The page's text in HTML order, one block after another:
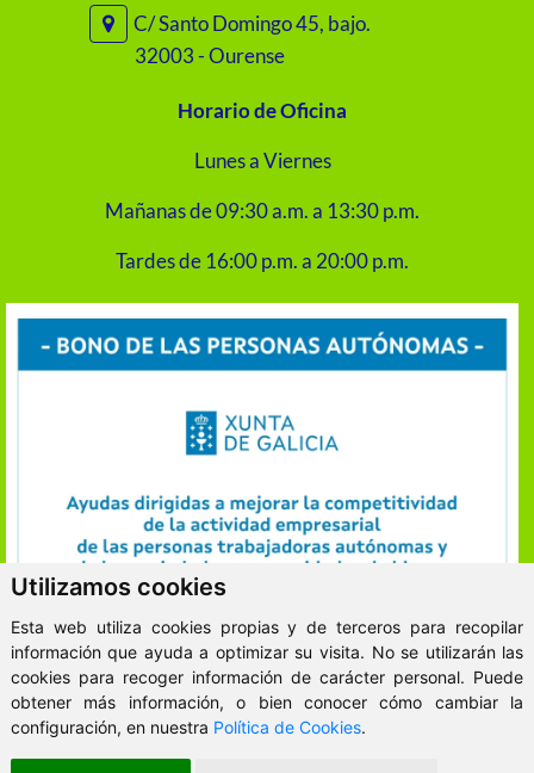
Utilizamos cookies
Esta web utiliza cookies propias y de terceros para recopilar
información que ayuda a optimizar su visita. No se utilizarán las
cookies para recoger información de carácter personal. Puede
obtener más información, o bien conocer cómo cambiar la
configuración, en nuestra Política de Cookies.
C/ Santo Domingo 45, bajo.
32003 - Ourense
Horario de Oficina
Lunes a Viernes
Mañanas de 09:30 a.m. a 13:30 p.m.
Tardes de 16:00 p.m. a 20:00 p.m.
ClickViviendas
© 2026 - VitaKsa Inmobiliaria